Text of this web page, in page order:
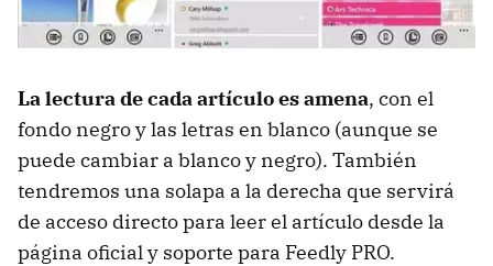
La lectura de cada artículo es amena, con el
fondo negro y las letras en blanco (aunque se
puede cambiar a blanco y negro). También
tendremos una solapa a la derecha que servirá
de acceso directo para leer el artículo desde la
página oficial y soporte para Feedly PRO.